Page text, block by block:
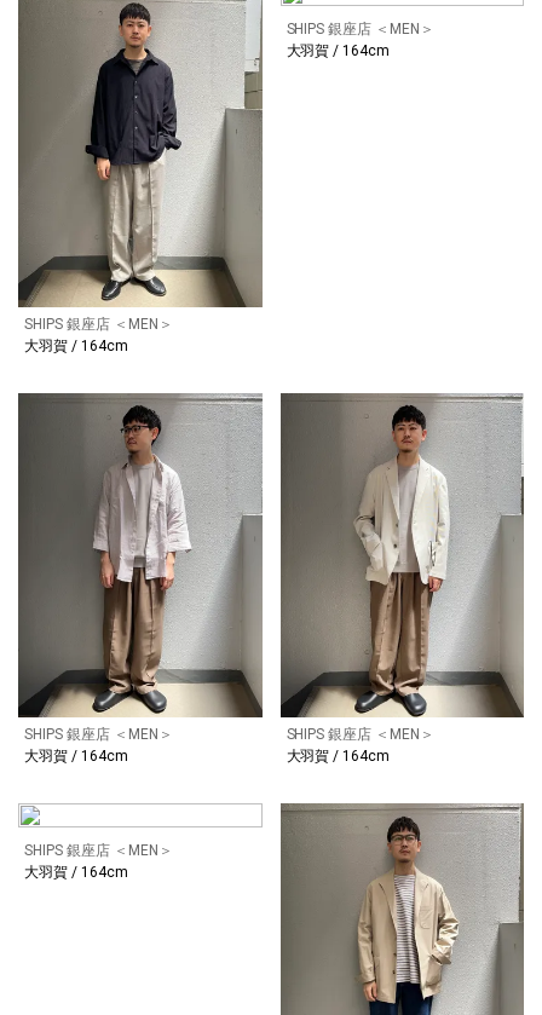
SHIPS 銀座店 ＜MEN＞
大羽賀 / 164cm
SHIPS 銀座店 ＜MEN＞
大羽賀 / 164cm
SHIPS 銀座店 ＜MEN＞
大羽賀 / 164cm
SHIPS 銀座店 ＜MEN＞
大羽賀 / 164cm
SHIPS 銀座店 ＜MEN＞
大羽賀 / 164cm